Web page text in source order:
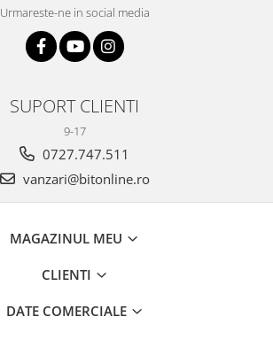
Urmareste-ne in social media
SUPORT CLIENTI
9-17
0727.747.511
vanzari@bitonline.ro
MAGAZINUL MEU
CLIENTI
DATE COMERCIALE